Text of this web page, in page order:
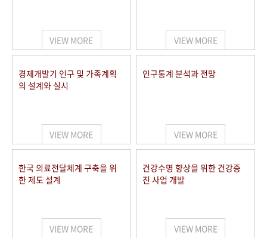
VIEW MORE VIEW MORE
경제개발기 인구 및 가족계획
의 설계와 실시
VIEW MORE
인구통계 분석과 전망
VIEW MORE
한국 의료전달체계 구축을 위
한 제도 설계
VIEW MORE
건강수명 향상을 위한 건강증
진 사업 개발
VIEW MORE